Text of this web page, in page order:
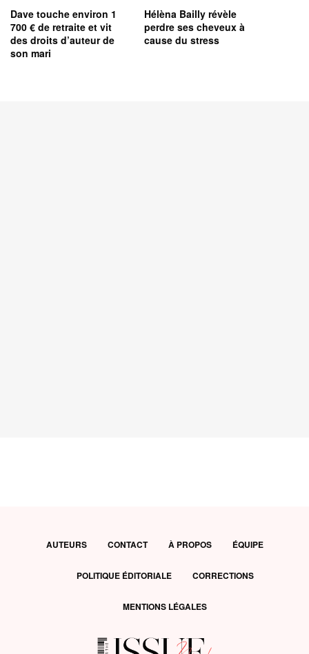
Dave touche environ 1
700 € de retraite et vit
des droits d’auteur de
son mari
Hélèna Bailly révèle
perdre ses cheveux à
cause du stress
AUTEURS CONTACT À PROPOS ÉQUIPE
POLITIQUE ÉDITORIALE CORRECTIONS
MENTIONS LÉGALES